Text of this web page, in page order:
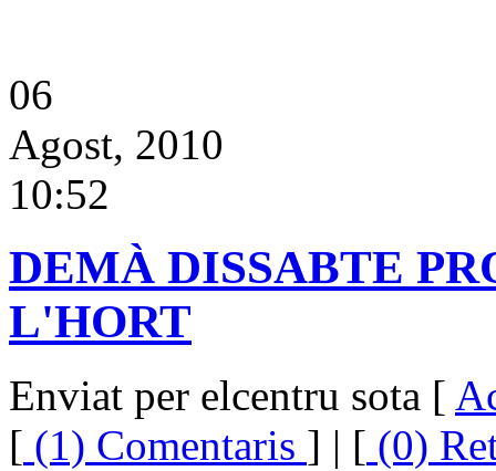
06
Agost, 2010
10:52
DEMÀ DISSABTE
L'HORT
Enviat per elcentru sota [
[ (1) Comentaris ] | [ (0)